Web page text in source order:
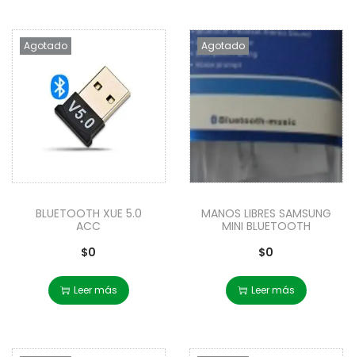
Agotado
BLUETOOTH XUE 5.0
ACC
$0
Leer más
Agotado
MANOS LIBRES SAMSUNG
MINI BLUETOOTH
$0
Leer más